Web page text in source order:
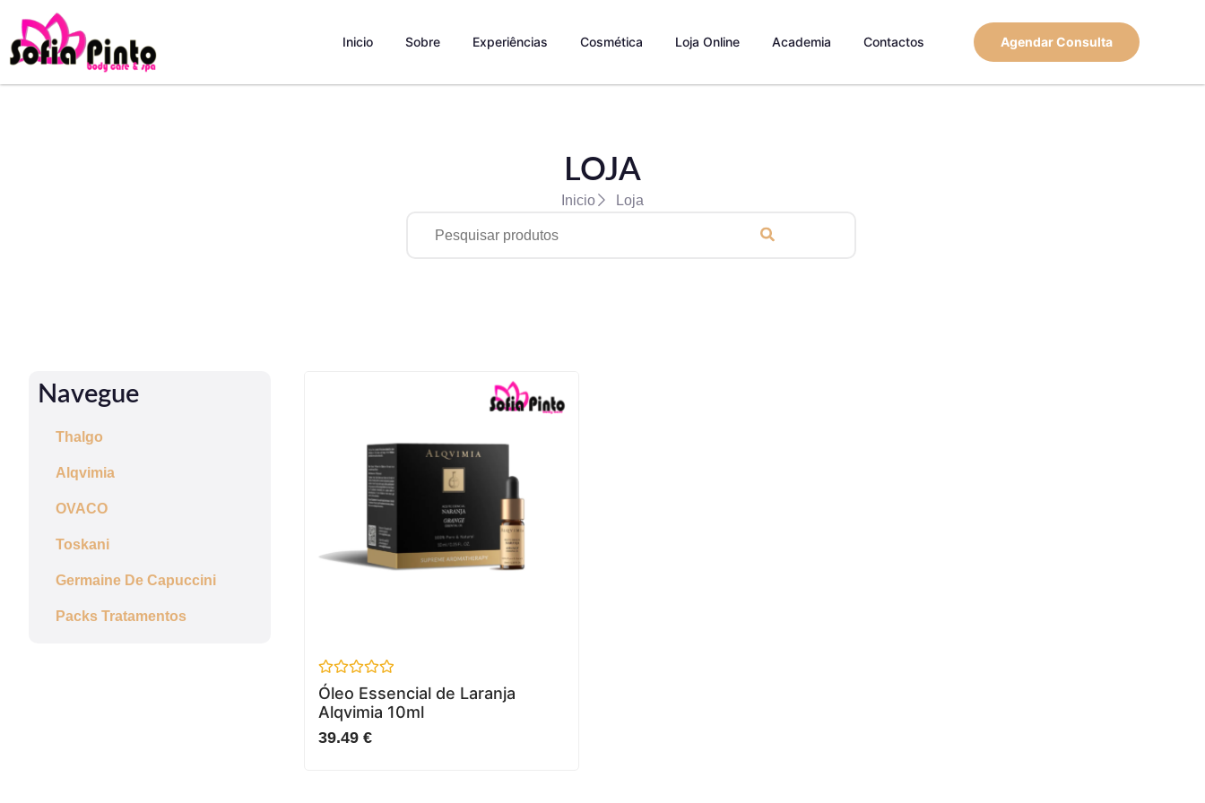
Inicio Sobre Experiências Cosmética Loja Online Academia Contactos Agendar Consulta
LOJA
Inicio Loja
Navegue
Thalgo
Alqvimia
OVACO
Toskani
Germaine De Capuccini
Packs Tratamentos
Avaliação
0
de
Óleo Essencial de Laranja
Alqvimia 10ml
39.49 €